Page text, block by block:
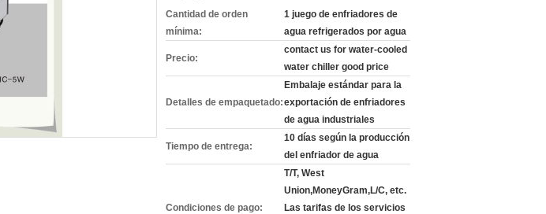
Cantidad de orden
mínima:
1 juego de enfriadores de
agua refrigerados por agua
Precio:
contact us for water-cooled
water chiller good price
Detalles de empaquetado:
Embalaje estándar para la
exportación de enfriadores
de agua industriales
Tiempo de entrega:
10 días según la producción
del enfriador de agua
Condiciones de pago:
T/T, West
Union,MoneyGram,L/C, etc.
Las tarifas de los servicios